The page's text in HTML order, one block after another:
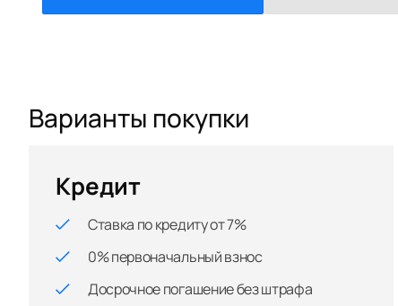
Варианты покупки
Кредит
Ставка по кредиту от 7%
0% первоначальный взнос
Досрочное погашение без штрафа